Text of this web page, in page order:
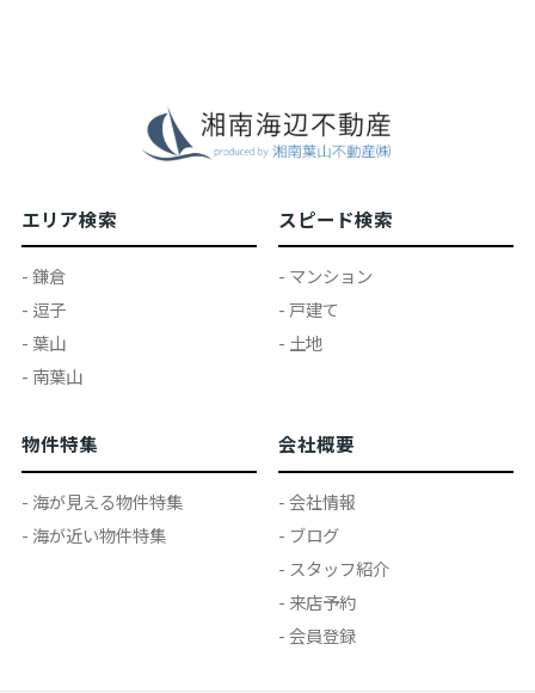
エリア検索
- 鎌倉
- 逗子
- 葉山
- 南葉山
スピード検索
- マンション
- 戸建て
- 土地
物件特集
- 海が見える物件特集
- 海が近い物件特集
会社概要
- 会社情報
- ブログ
- スタッフ紹介
- 来店予約
- 会員登録